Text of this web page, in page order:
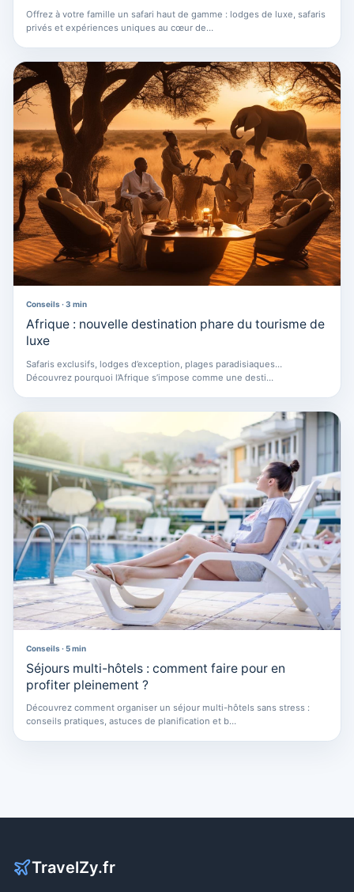
Offrez à votre famille un safari haut de gamme : lodges de luxe, safaris
privés et expériences uniques au cœur de…
Conseils · 3 min
Afrique : nouvelle destination phare du tourisme de
luxe
Safaris exclusifs, lodges d’exception, plages paradisiaques…
Découvrez pourquoi l’Afrique s’impose comme une desti…
Conseils · 5 min
Séjours multi-hôtels : comment faire pour en
profiter pleinement ?
Découvrez comment organiser un séjour multi-hôtels sans stress :
conseils pratiques, astuces de planification et b…
TravelZy.fr